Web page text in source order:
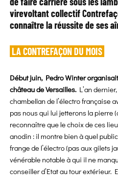
virevoltant collectif
connaître la réussite de ses
LA CONTREFAÇON DU MOIS
Début juin, Pedro Winter
château de Versailles. L’an
chambellan de l’électro française
pas nous qui lui jetterons la pierre
reconnaître que le choix de ces
anodin : il montre bien à quel
frange de l’électro (pas aux gilets
vénérable notable à qui il ne
conseiller d’Etat au tour extérieur.